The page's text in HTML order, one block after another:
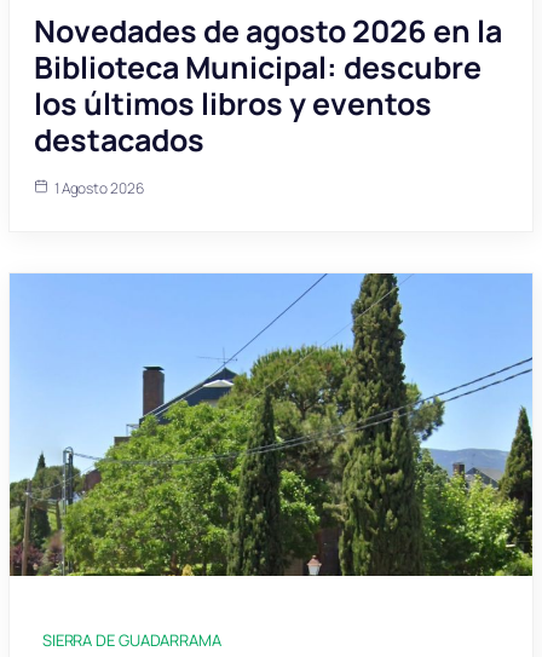
Novedades de agosto 2026 en la
Biblioteca Municipal: descubre
los últimos libros y eventos
destacados
1 Agosto 2026
SIERRA DE GUADARRAMA